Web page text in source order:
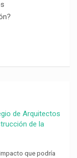
de Arquitectos
de la
que podría